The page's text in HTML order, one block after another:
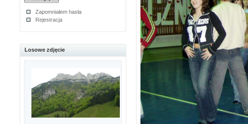
Zapomniałem hasła
Rejestracja
Losowe zdjęcie